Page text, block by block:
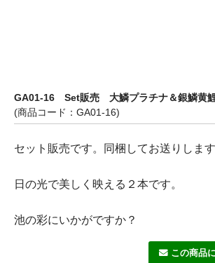
GA01-16 Set販売 大鱗プラチナ＆銀鱗黄
(商品コード：GA01-16)
セット販売です。同梱してお送りします
日の光で美しく映える２本です。
池の彩にいかがですか？
この商品